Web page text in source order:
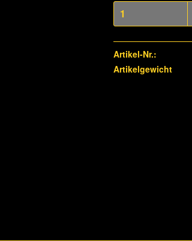
Artikel-Nr.:
Artikelgewicht